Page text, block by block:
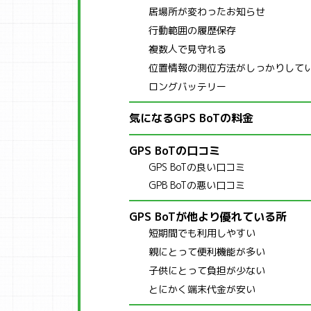
居場所が変わったお知らせ
行動範囲の履歴保存
複数人で見守れる
位置情報の測位方法がしっかりして
ロングバッテリー
気になるGPS BoTの料金
GPS BoTの口コミ
GPS BoTの良い口コミ
GPB BoTの悪い口コミ
GPS BoTが他より優れている所
短期間でも利用しやすい
親にとって便利機能が多い
子供にとって負担が少ない
とにかく端末代金が安い